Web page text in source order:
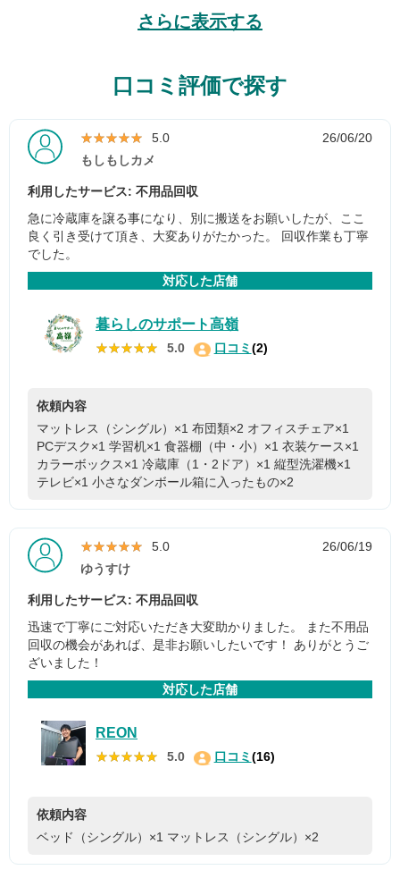
さらに表示する
口コミ評価で探す
★★★★★
★★★★★ 5.0
26/06/20
もしもしカメ
利用したサービス: 不用品回収
急に冷蔵庫を譲る事になり、別に搬送をお願いしたが、ここ
良く引き受けて頂き、大変ありがたかった。 回収作業も丁寧
でした。
対応した店舗
暮らしのサポート高嶺
★★★★★
★★★★★ 5.0 口コミ(2)
依頼内容
マットレス（シングル）×1 布団類×2 オフィスチェア×1
PCデスク×1 学習机×1 食器棚（中・小）×1 衣装ケース×1
カラーボックス×1 冷蔵庫（1・2ドア）×1 縦型洗濯機×1
テレビ×1 小さなダンボール箱に入ったもの×2
★★★★★
★★★★★ 5.0
26/06/19
ゆうすけ
利用したサービス: 不用品回収
迅速で丁寧にご対応いただき大変助かりました。 また不用品
回収の機会があれば、是非お願いしたいです！ ありがとうご
ざいました！
対応した店舗
REON
★★★★★
★★★★★ 5.0 口コミ(16)
依頼内容
ベッド（シングル）×1 マットレス（シングル）×2